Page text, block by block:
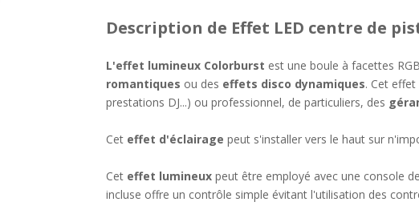
Description de Effet LED centre de
L'effet lumineux Colorburst est une boule à facettes
romantiques ou des effets disco dynamiques. Cet
prestations DJ...) ou professionnel, de particuliers, des
Cet effet d'éclairage peut s'installer vers le haut sur
Cet effet lumineux peut être employé avec une console
incluse offre un contrôle simple évitant l'utilisation des